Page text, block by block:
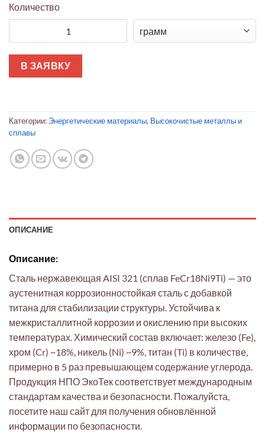
Количество
В ЗАЯВКУ
Категории: Энергетические материалы, Высокочистые металлы и
сплавы
ОПИСАНИЕ
Описание:
Сталь нержавеющая AISI 321 (сплав FeCr18Ni9Ti) — это
аустенитная коррозионностойкая сталь с добавкой
титана для стабилизации структуры. Устойчива к
межкристаллитной коррозии и окислению при высоких
температурах. Химический состав включает: железо (Fe),
хром (Cr) ~18%, никель (Ni) ~9%, титан (Ti) в количестве,
примерно в 5 раз превышающем содержание углерода.
Продукция НПО ЭкоТек соответствует международным
стандартам качества и безопасности. Пожалуйста,
посетите наш сайт для получения обновлённой
информации по безопасности.